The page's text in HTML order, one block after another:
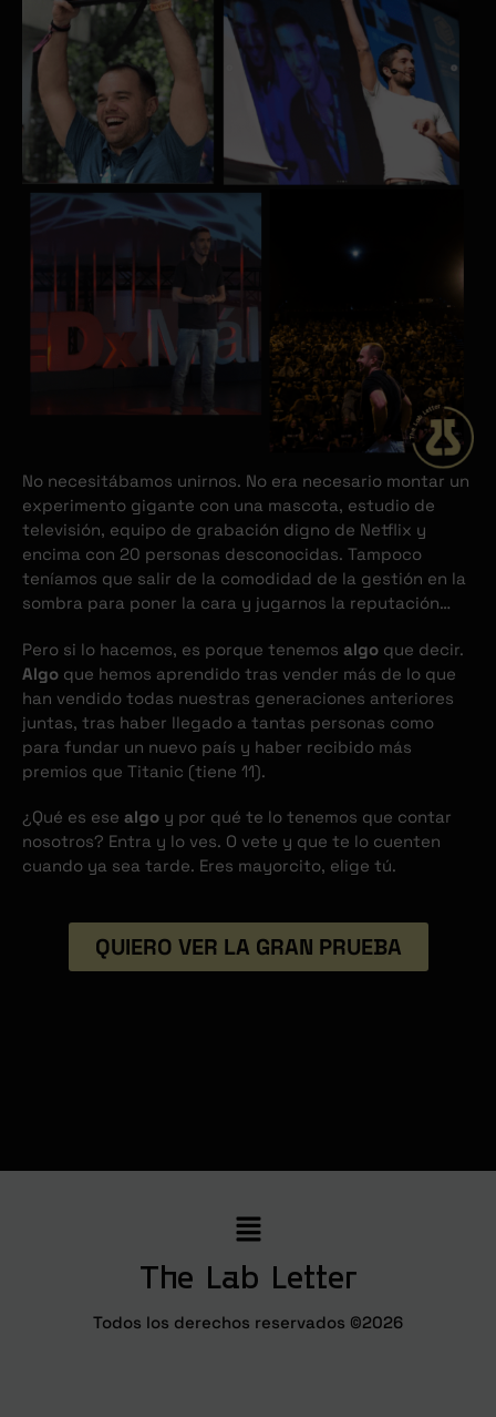
No necesitábamos unirnos. No era necesario montar un
experimento gigante con una mascota, estudio de
televisión, equipo de grabación digno de Netflix y
encima con 20 personas desconocidas. Tampoco
teníamos que salir de la comodidad de la gestión en la
sombra para poner la cara y jugarnos la reputación…
Pero si lo hacemos, es porque tenemos algo que decir.
Algo que hemos aprendido tras vender más de lo que
han vendido todas nuestras generaciones anteriores
juntas, tras haber llegado a tantas personas como
para fundar un nuevo país y haber recibido más
premios que Titanic (tiene 11).
¿Qué es ese algo y por qué te lo tenemos que contar
nosotros? Entra y lo ves. O vete y que te lo cuenten
cuando ya sea tarde. Eres mayorcito, elige tú.
QUIERO VER LA GRAN PRUEBA
The Lab Letter
Todos los derechos reservados ©2026